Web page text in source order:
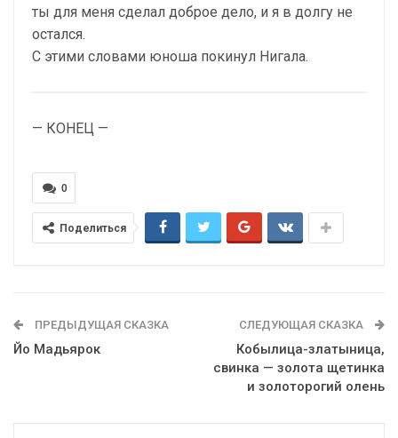
ты для меня сделал доброе дело, и я в долгу не
остался.
С этими словами юноша покинул Нигала.
— КОНЕЦ —
0
Поделиться
ПРЕДЫДУЩАЯ СКАЗКА
Йо Мадьярок
СЛЕДУЮЩАЯ СКАЗКА
Кобылица-златыница,
свинка — золота щетинка
и золоторогий олень